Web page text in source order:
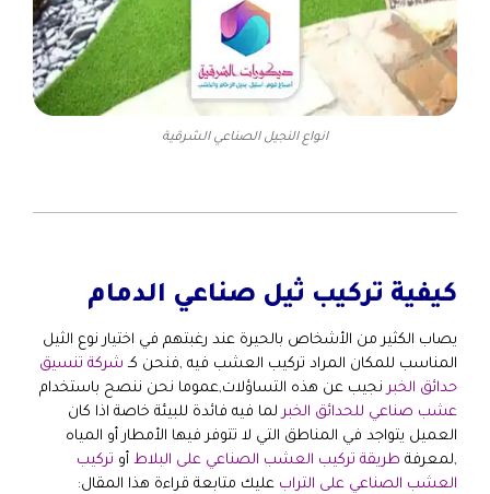
انواع النجيل الصناعي الشرقية
كيفية تركيب ثيل صناعي الدمام
يصاب الكثير من الأشخاص بالحيرة عند رغبتهم في اختيار نوع الثيل
المناسب للمكان المراد تركيب العشب فيه ,فنحن كـ شركة تنسيق
حدائق الخبر نجيب عن هذه التساؤلات,عموما نحن ننصح باستخدام
عشب صناعي للحدائق الخبر لما فيه فائدة للبيئة خاصة اذا كان
العميل يتواجد في المناطق التي لا تتوفر فيها الأمطار أو المياه
,لمعرفة طريقة تركيب العشب الصناعي على البلاط أو تركيب
العشب الصناعي على التراب عليك متابعة قراءة هذا المقال: